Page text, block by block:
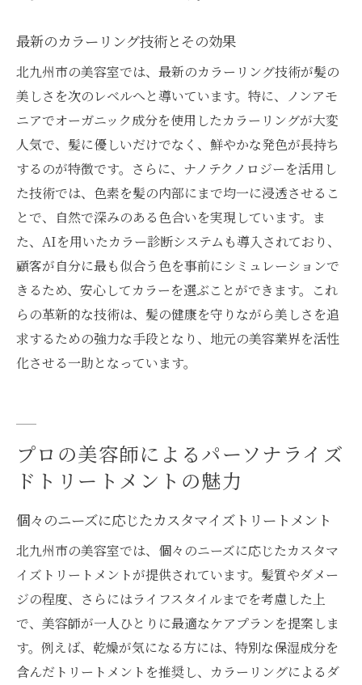
髪の健康を取り戻すためのサロン体験
美容室での驚きのビフォーアフター
最新のカラーリング技術とその効果
北九州市の美容室では、最新のカラーリング技術が髪の
美しさを次のレベルへと導いています。特に、ノンアモ
ニアでオーガニック成分を使用したカラーリングが大変
人気で、髪に優しいだけでなく、鮮やかな発色が長持ち
するのが特徴です。さらに、ナノテクノロジーを活用し
た技術では、色素を髪の内部にまで均一に浸透させるこ
とで、自然で深みのある色合いを実現しています。ま
た、AIを用いたカラー診断システムも導入されており、
顧客が自分に最も似合う色を事前にシミュレーションで
きるため、安心してカラーを選ぶことができます。これ
らの革新的な技術は、髪の健康を守りながら美しさを追
求するための強力な手段となり、地元の美容業界を活性
化させる一助となっています。
プロの美容師によるパーソナライズ
ドトリートメントの魅力
個々のニーズに応じたカスタマイズトリートメント
北九州市の美容室では、個々のニーズに応じたカスタマ
イズトリートメントが提供されています。髪質やダメー
ジの程度、さらにはライフスタイルまでを考慮した上
で、美容師が一人ひとりに最適なケアプランを提案しま
す。例えば、乾燥が気になる方には、特別な保湿成分を
含んだトリートメントを推奨し、カラーリングによるダ